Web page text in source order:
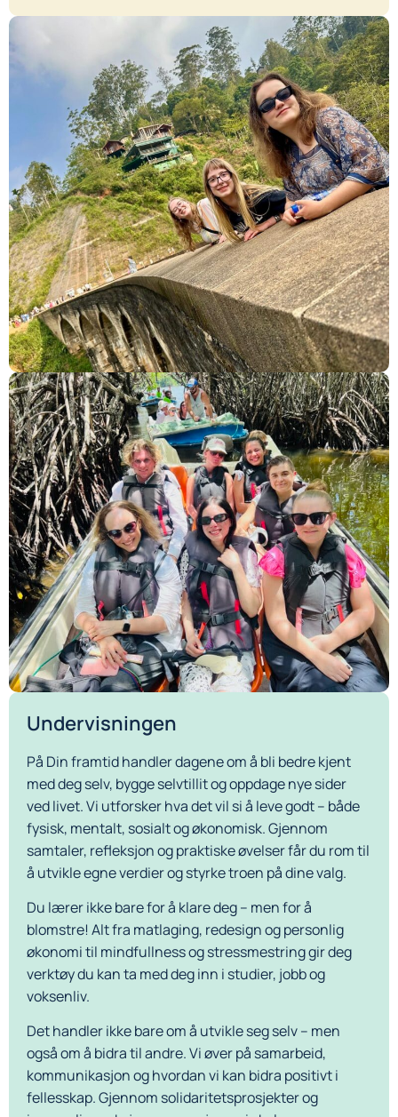
Undervisningen
På Din framtid handler dagene om å bli bedre kjent
med deg selv, bygge selvtillit og oppdage nye sider
ved livet. Vi utforsker hva det vil si å leve godt – både
fysisk, mentalt, sosialt og økonomisk. Gjennom
samtaler, refleksjon og praktiske øvelser får du rom til
å utvikle egne verdier og styrke troen på dine valg.
Du lærer ikke bare for å klare deg – men for å
blomstre! Alt fra matlaging, redesign og personlig
økonomi til mindfullness og stressmestring gir deg
verktøy du kan ta med deg inn i studier, jobb og
voksenliv.
Det handler ikke bare om å utvikle seg selv – men
også om å bidra til andre. Vi øver på samarbeid,
kommunikasjon og hvordan vi kan bidra positivt i
fellesskap. Gjennom solidaritetsprosjekter og